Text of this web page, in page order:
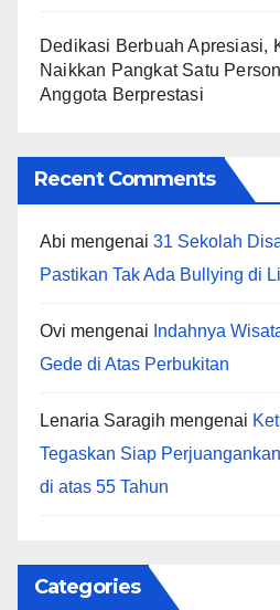
Dedikasi Berbuah Apresiasi,
Naikkan Pangkat Satu
Anggota Berprestasi
Recent Comments
Abi mengenai 31 Sekolah
Pastikan Tak Ada Bullying di
Ovi mengenai Indahnya
Gede di Atas Perbukitan
Lenaria Saragih mengenai
Tegaskan Siap
di atas 55 Tahun
Categories